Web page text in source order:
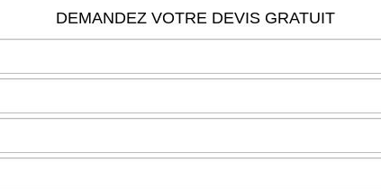
DEMANDEZ VOTRE DEVIS GRATUIT